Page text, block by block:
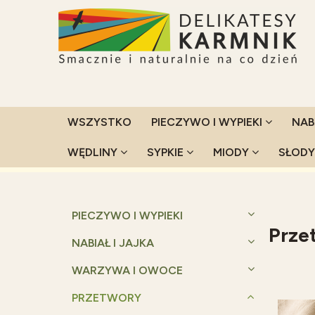
WSZYSTKO PIECZYWO I WYPIEKI
WĘDLINY SYPKIE MIODY
Strona główna Przetwory Przetwory
PIECZYWO I WYPIEKI
NABIAŁ I JAJKA
WARZYWA I OWOCE
PRZETWORY